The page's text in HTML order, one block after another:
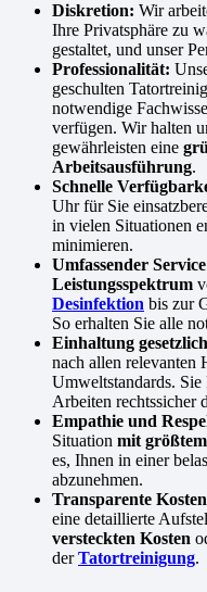
Diskretion: Wir
Ihre Privatsphäre zu
gestaltet, und unser
Professionalität:
geschulten
notwendige
verfügen. Wir halten
gewährleisten eine
Arbeitsausführung.
Schnelle
Uhr für Sie
in vielen Situationen
minimieren.
Umfassender
Leistungsspektrum
Desinfektion bis zur
So erhalten Sie alle
Einhaltung
nach allen relevanten
Umweltstandards. Sie
Arbeiten rechtssicher
Empathie und
Situation mit
es, Ihnen in einer
abzunehmen.
Transparente
eine detaillierte
versteckten Kosten
derTatortreinigung.